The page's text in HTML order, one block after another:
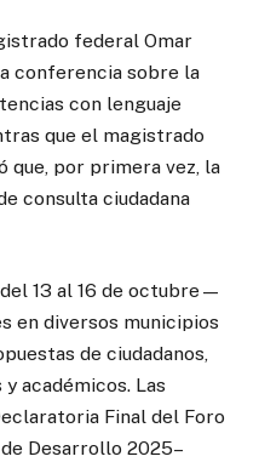
federal Omar
conferencia sobre la
con lenguaje
que el magistrado
que, por primera vez, la
consulta ciudadana
13 al 16 de octubre—
en diversos municipios
de ciudadanos,
académicos. Las
Final del Foro
Desarrollo 2025–